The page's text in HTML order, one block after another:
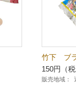
竹下 ブ
150円（税
販売地域：